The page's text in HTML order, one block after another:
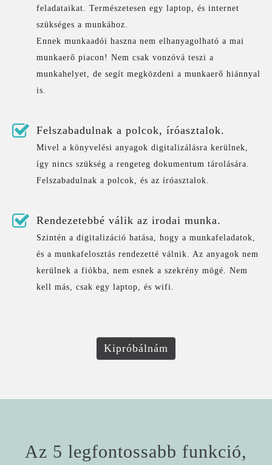
feladataikat. Természetesen egy laptop, és internet
szükséges a munkához.
Ennek munkaadói haszna nem elhanyagolható a mai
munkaerő piacon! Nem csak vonzóvá teszi a
munkahelyet, de segít megközdeni a munkaerő hiánnyal
is.
Felszabadulnak a polcok, íróasztalok.
Mivel a könyvelési anyagok digitalizálásra kerülnek,
így nincs szükség a rengeteg dokumentum tárolására.
Felszabadulnak a polcok, és az íróasztalok.
Rendezetebbé válik az irodai munka.
Szintén a digitalizáció hatása, hogy a munkafeladatok,
és a munkafelosztás rendezetté válnik. Az anyagok nem
kerülnek a fiókba, nem esnek a szekrény mögé. Nem
kell más, csak egy laptop, és wifi.
Kipróbálnám
Az 5 legfontossabb funkció,